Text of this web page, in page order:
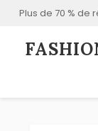
Plus de 70 % de